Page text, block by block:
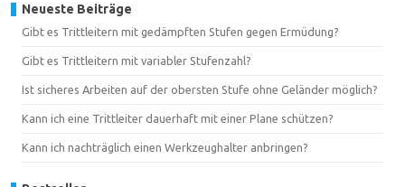
Neueste Beiträge
Gibt es Trittleitern mit gedämpften Stufen gegen Ermüdung?
Gibt es Trittleitern mit variabler Stufenzahl?
Ist sicheres Arbeiten auf der obersten Stufe ohne Geländer möglich?
Kann ich eine Trittleiter dauerhaft mit einer Plane schützen?
Kann ich nachträglich einen Werkzeughalter anbringen?